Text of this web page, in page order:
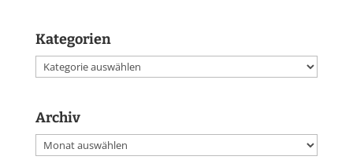
Kategorien
Kategorien
Archiv
Archiv